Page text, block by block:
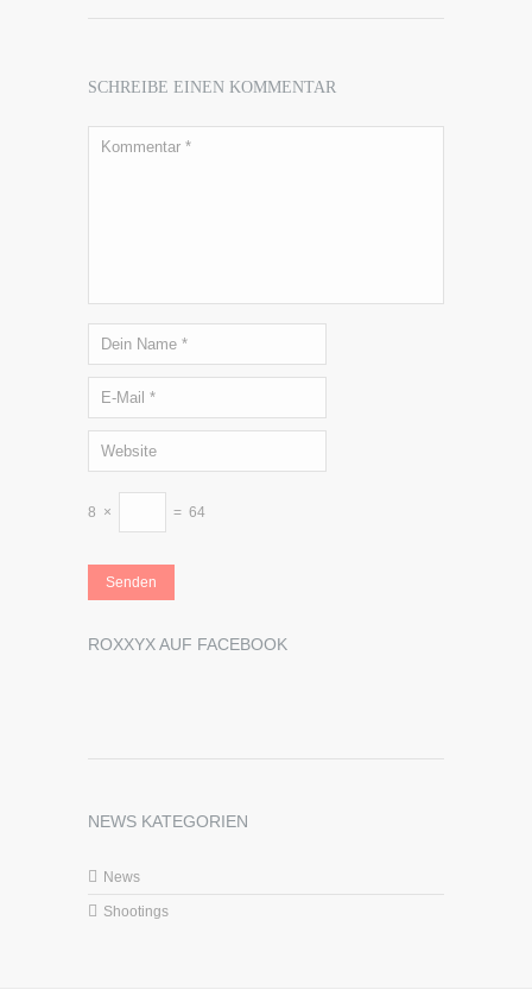
SCHREIBE EINEN KOMMENTAR
8 × = 64
ROXXYX AUF FACEBOOK
NEWS KATEGORIEN
News
Shootings